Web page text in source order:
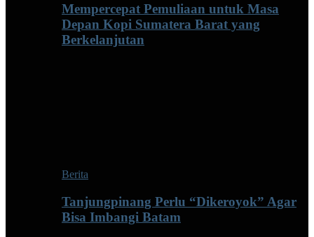
Mempercepat Pemuliaan untuk Masa
Depan Kopi Sumatera Barat yang
Berkelanjutan
Berita
Tanjungpinang Perlu “Dikeroyok” Agar
Bisa Imbangi Batam